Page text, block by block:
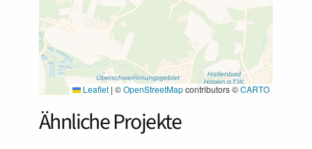
Leaflet | ©OpenStreetMapcontributors ©CARTO
Ähnliche Projekte